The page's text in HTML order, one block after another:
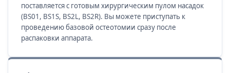
поставляется с готовым хирургическим пулом насадок
(BS01, BS1S, BS2L, BS2R). Вы можете приступать к
проведению базовой остеотомии сразу после
распаковки аппарата.